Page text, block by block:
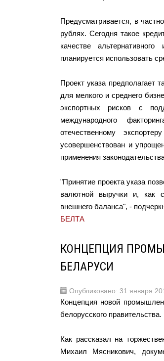
Предусматривается, в
рублях. Сегодня такое
качестве
планируется использовать
Проект указа предполагает
для мелкого и среднего
экспортных рисков с
международного
отечественному
усовершенствован и
применения
"Принятие проекта указа
валютной выручки и, как
внешнего баланса", -
БЕЛТА
КОНЦЕПЦИЯ
БЕЛАРУСИ
Опубликовано: 31 января
Концепция новой
белорусского правительства.
Как рассказал на
Михаил Мясникович,